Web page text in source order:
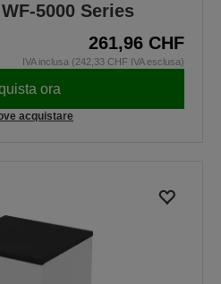
5000 Series
261,96 CHF
IVA inclusa (242,33 CHF IVA esclusa)
ora
acquistare